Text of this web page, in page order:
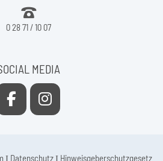
0 28 71 / 10 07
MEDIA
Ι DatenschutzΙ Hinweisgeberschutzgesetz